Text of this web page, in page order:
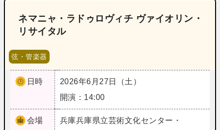
ネマニャ・ラドゥロヴィチ ヴァイオリン・
リサイタル
弦・管楽器
日時
2026年6月27日（土）
開演：14:00
会場 兵庫兵庫県立芸術文化センター・